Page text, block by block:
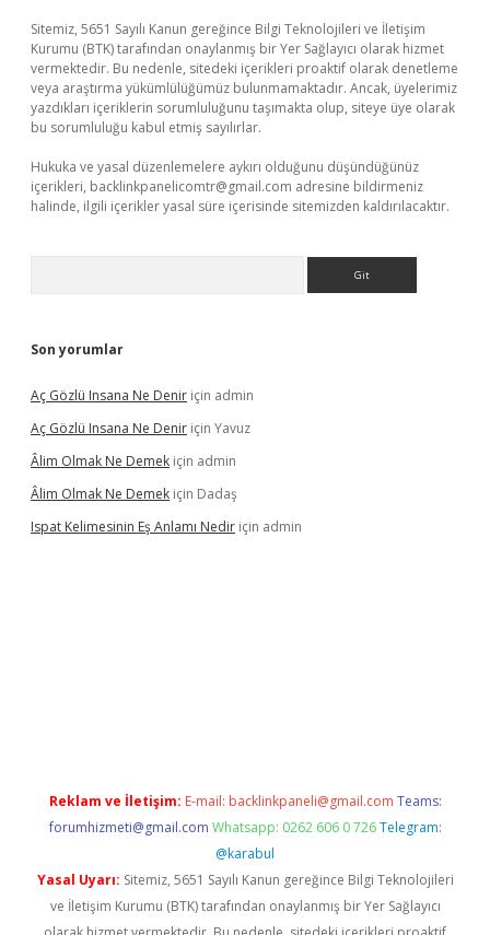
Sitemiz, 5651 Sayılı Kanun gereğince Bilgi Teknolojileri ve İletişim
Kurumu (BTK) tarafından onaylanmış bir Yer Sağlayıcı olarak hizmet
vermektedir. Bu nedenle, sitedeki içerikleri proaktif olarak denetleme
veya araştırma yükümlülüğümüz bulunmamaktadır. Ancak, üyelerimiz
yazdıkları içeriklerin sorumluluğunu taşımakta olup, siteye üye olarak
bu sorumluluğu kabul etmiş sayılırlar.
Hukuka ve yasal düzenlemelere aykırı olduğunu düşündüğünüz
içerikleri, backlinkpanelicomtr@gmail.com adresine bildirmeniz
halinde, ilgili içerikler yasal süre içerisinde sitemizden kaldırılacaktır.
Son yorumlar
Aç Gözlü Insana Ne Denir için admin
Aç Gözlü Insana Ne Denir için Yavuz
Âlim Olmak Ne Demek için admin
Âlim Olmak Ne Demek için Dadaş
Ispat Kelimesinin Eş Anlamı Nedir için admin
Reklam ve İletişim: E-mail: backlinkpaneli@gmail.com Teams:
forumhizmeti@gmail.com Whatsapp: 0262 606 0 726 Telegram:
@karabul
Yasal Uyarı: Sitemiz, 5651 Sayılı Kanun gereğince Bilgi Teknolojileri
ve İletişim Kurumu (BTK) tarafından onaylanmış bir Yer Sağlayıcı